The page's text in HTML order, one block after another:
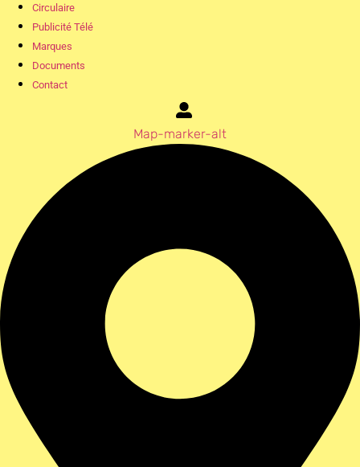
Circulaire
Publicité Télé
Marques
Documents
Contact
Map-marker-alt